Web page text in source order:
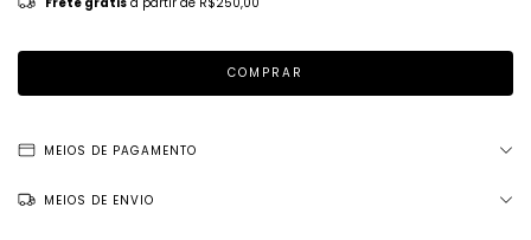
MEIOS DE PAGAMENTO
MEIOS DE ENVIO